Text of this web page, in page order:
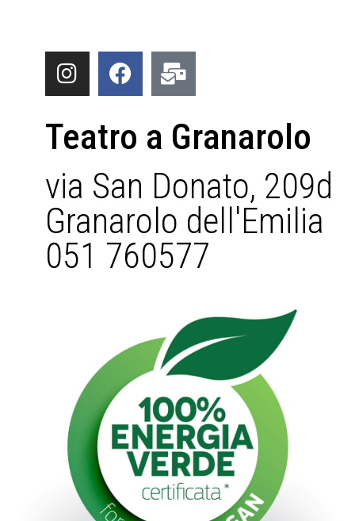
Teatro a Granarolo
via San Donato, 209d
Granarolo dell'Emilia
051 760577